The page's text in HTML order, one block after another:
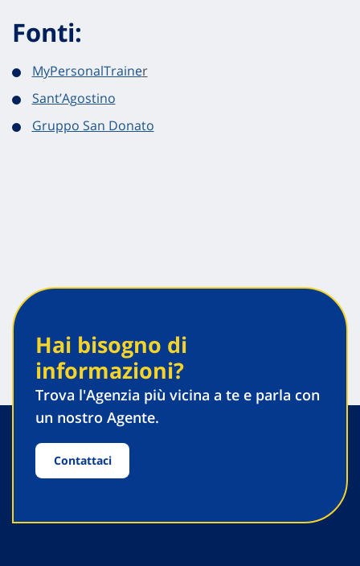
Fonti:
MyPersonalTrainer
Sant’Agostino
Gruppo San Donato
Hai bisogno di
informazioni?
Trova l'Agenzia più vicina a te e parla con
un nostro Agente.
Contattaci